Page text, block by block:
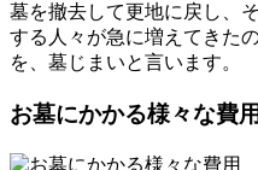
墓を撤去して更地に戻し、
する人々が急に増えてきた
を、墓じまいと言います。
お墓にかかる様々な費用